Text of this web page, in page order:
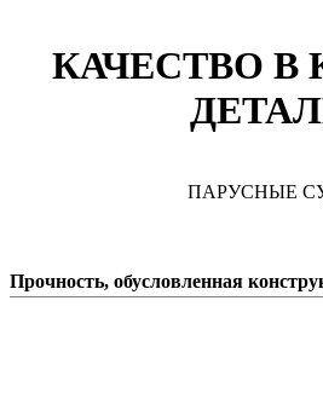
КАЧЕСТВО
ПАРУСНЫЕ
Прочность, обусловленная